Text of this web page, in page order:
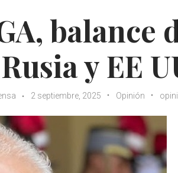
balance
y EE
2 septiembre, 2025 Opinión